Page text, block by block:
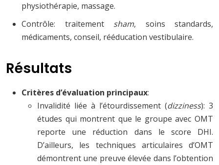
physiothérapie, massage.
Contrôle: traitement sham, soins standards,
médicaments, conseil, rééducation vestibulaire.
Résultats
Critères d’évaluation principaux:
Invalidité liée à l’étourdissement (dizziness): 3
études qui montrent que le groupe avec OMT
reporte une réduction dans le score DHI.
D’ailleurs, les techniques articulaires d’OMT
démontrent une preuve élevée dans l’obtention